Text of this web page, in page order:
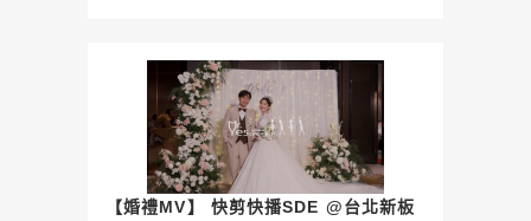
【婚禮MV】 快剪快播SDE @台北新板